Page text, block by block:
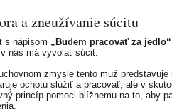
a zneužívanie súcitu
s nápisom „Budem pracovať za jedlo“
nás má vyvolať súcit.
zmysle tento muž predstavuje
ochotu slúžiť a pracovať, ale v
princíp pomoci blížnemu na to, aby